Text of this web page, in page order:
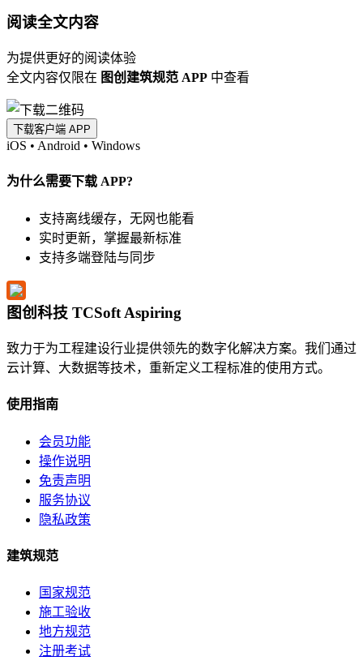
阅读全文内容
为提供更好的阅读体验
全文内容仅限在 图创建筑规范 APP 中查看
下载客户端 APP
iOS • Android • Windows
为什么需要下载 APP?
支持离线缓存，无网也能看
实时更新，掌握最新标准
支持多端登陆与同步
图创科技 TCSoft Aspiring
致力于为工程建设行业提供领先的数字化解决方案。我们通过
云计算、大数据等技术，重新定义工程标准的使用方式。
使用指南
会员功能
操作说明
免责声明
服务协议
隐私政策
建筑规范
国家规范
施工验收
地方规范
注册考试